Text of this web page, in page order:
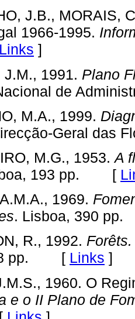
J.B., MORAIS,
1966-1995.
Links ]
J.M., 1991. Plano
de
M.A., 1999.
Geral
M.G., 1953.A
193 pp. [
1969.
. Lisboa, 390
R., 1992.
pp. [ Links ]
1960. O
e o II Plano de